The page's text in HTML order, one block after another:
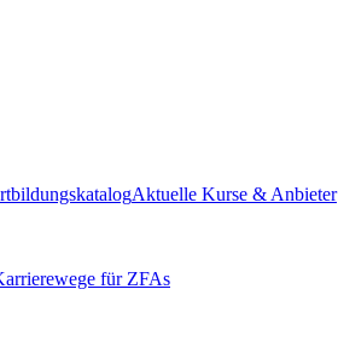
Aktuelle Kurse & Anbieter
für ZFAs